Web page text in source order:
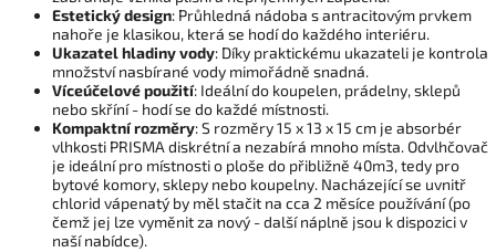
Estetický design: Průhledná nádoba s antracitovým prvkem
nahoře je klasikou, která se hodí do každého interiéru.
Ukazatel hladiny vody: Díky praktickému ukazateli je kontrola
množství nasbírané vody mimořádně snadná.
Víceúčelové použití: Ideální do koupelen, prádelny, sklepů
nebo skříní - hodí se do každé místnosti.
Kompaktní rozměry: S rozměry 15 x 13 x 15 cm je absorbér
vlhkosti PRISMA diskrétní a nezabírá mnoho místa. Odvlhčovač
je ideální pro místnosti o ploše do přibližně 40m3, tedy pro
bytové komory, sklepy nebo koupelny. Nacházející se uvnitř
chlorid vápenatý by měl stačit na cca 2 měsíce používání (po
čemž jej lze vyměnit za nový - další náplně jsou k dispozici v
naší nabídce).